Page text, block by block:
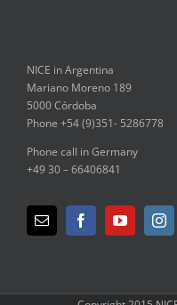
NICE in Argentina
Mariano Moreno 189
5000 Córdoba
Phone +54 (9)351- 5286778
Phone call in Germany
+49 30 – 66406841